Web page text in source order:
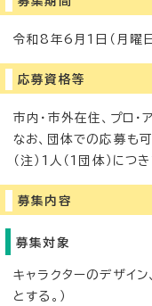
令和8年6月1日（月曜
応募資格等
市内・市外在住、プロ・
なお、団体での応募も可
（注）1人（1団体）につ
募集内容
募集対象
キャラクターのデザイ
とする。）